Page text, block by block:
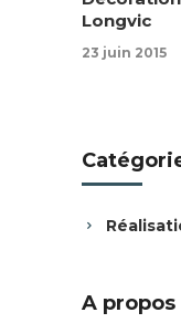
Longvic
23 juin 2015
A propos